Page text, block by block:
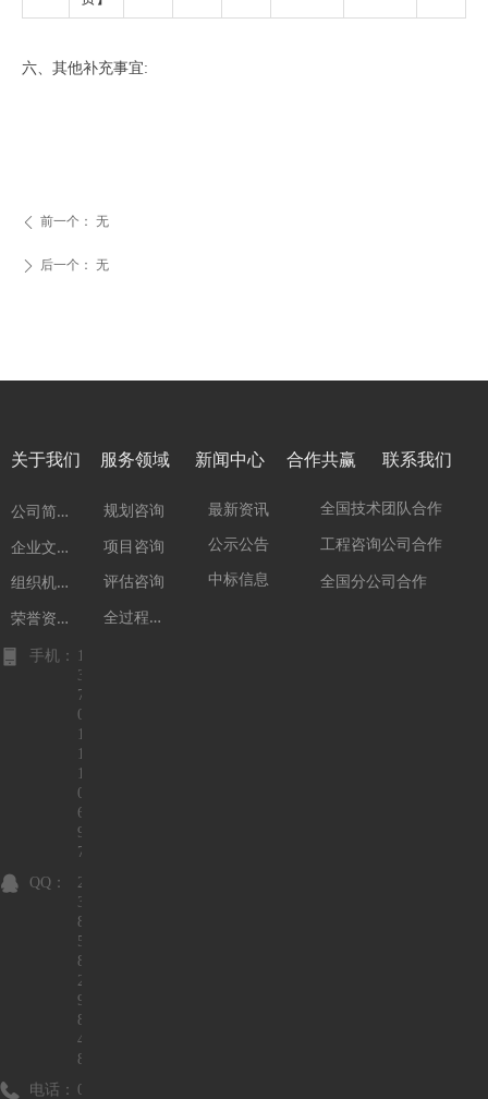
六、其他补充事宜:
ꄴ 前一个： 无
ꄲ 后一个： 无
公
司简介
企
业文化
组
织机构
荣
誉资质
关于我们
规划咨询
项目咨询
评估咨询
全
过程咨询
服务领域
最新资讯
公示公告
中标信息
新闻中心
全国技术团队合作
工程咨询公司合作
全国分公司合作
合作共赢
手机：
1
3
7
0
1
1
1
0
6
9
7
QQ：
2
3
8
5
8
2
9
8
4
8
电话： 0
联系我们